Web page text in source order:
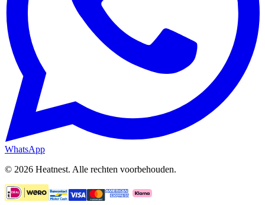
WhatsApp
© 2026 Heatnest. Alle rechten voorbehouden.